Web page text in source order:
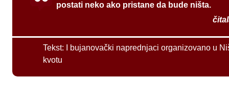
postati neko ako pristane da bude ništa.
Tekst:
I bujanovački naprednjaci organizovano u
kvotu